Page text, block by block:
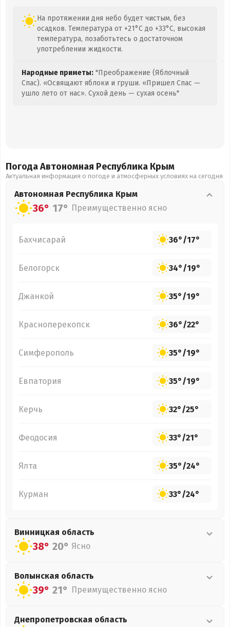
На протяжении дня небо будет чистым, без
осадков. Температура от +21°C до +33°C, высокая
температура, позаботьтесь о достаточном
употреблении жидкости.
Народные приметы: "Преображение (Яблочный
Спас). «Освящают яблоки и груши. «Пришел Спас —
ушло лето от нас». Сухой день — сухая осень"
Погода Автономная Республика Крым
Актуальная информация о погоде и атмосферных условиях на сегодня
Автономная Республика Крым
36° 17° Преимущественно ясно
Бахчисарай 36°/17°
Белогорск 34°/19°
Джанкой 35°/19°
Красноперекопск 36°/22°
Симферополь 35°/19°
Евпатория 35°/19°
Керчь 32°/25°
Феодосия 33°/21°
Ялта 35°/24°
Курман 33°/24°
Винницкая область
38° 20° Ясно
Волынская область
39° 21° Преимущественно ясно
Днепропетровская область